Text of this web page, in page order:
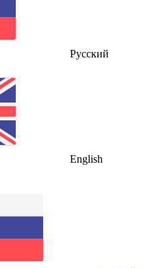
Русский
English